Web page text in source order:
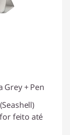
Grey + Pen
feito até